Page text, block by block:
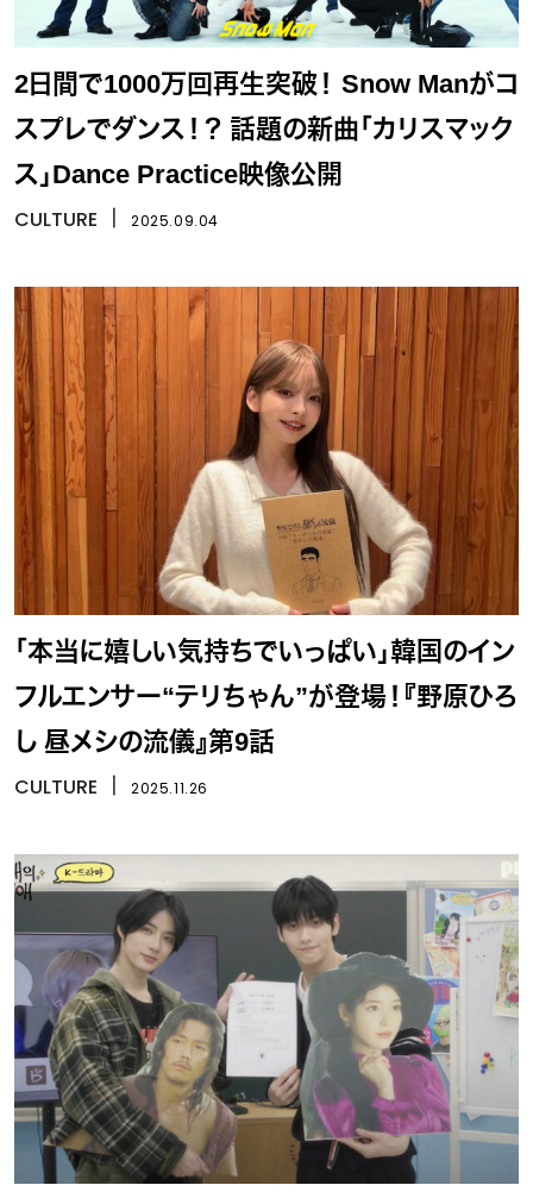
2日間で1000万回再生突破！ Snow Manがコ
スプレでダンス！？ 話題の新曲「カリスマック
ス」Dance Practice映像公開
CULTURE 2025.09.04
「本当に嬉しい気持ちでいっぱい」韓国のイン
フルエンサー“テリちゃん”が登場！『野原ひろ
し 昼メシの流儀』第9話
CULTURE 2025.11.26